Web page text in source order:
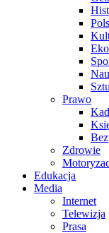
Prawo
Zdrowie
Edukacja
Media
Internet
Telewizja
Prasa